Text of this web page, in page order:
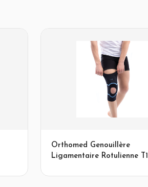
Orthomed Genouillère
Ligamentaire Rotulienne T1